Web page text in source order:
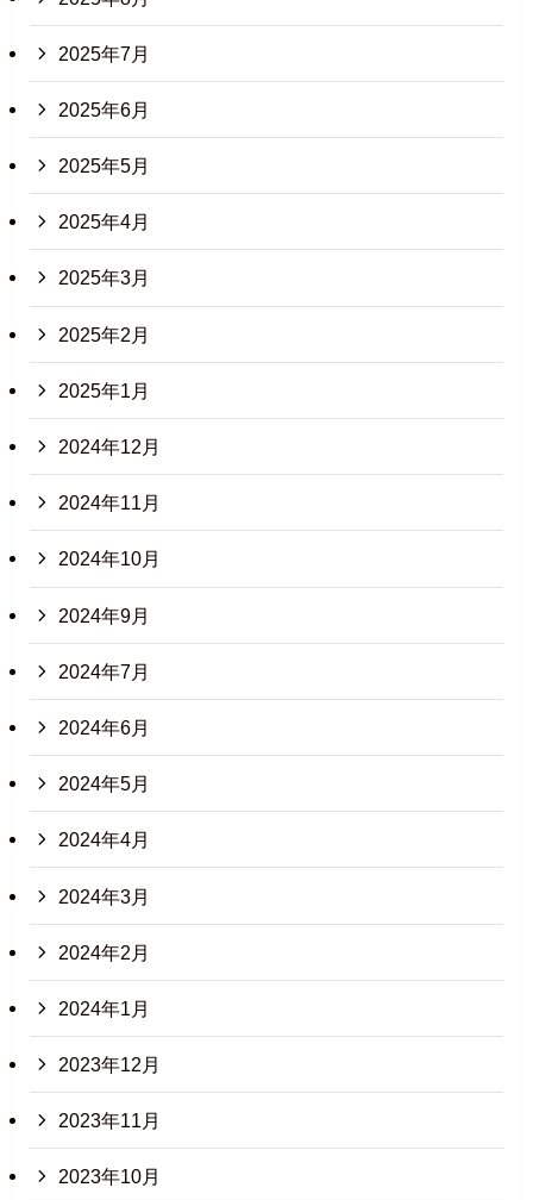
2025年7月
2025年6月
2025年5月
2025年4月
2025年3月
2025年2月
2025年1月
2024年12月
2024年11月
2024年10月
2024年9月
2024年7月
2024年6月
2024年5月
2024年4月
2024年3月
2024年2月
2024年1月
2023年12月
2023年11月
2023年10月